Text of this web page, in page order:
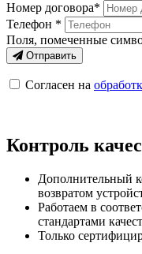
Номер договора*
Телефон *
Поля, помеченные
Отправить
Согласен на
Контроль
Дополнительный
возвратом
Работаем в
стандартами
Только